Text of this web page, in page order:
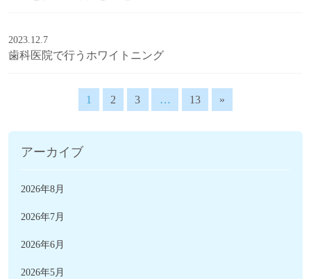
2023.12.7
歯科医院で行うホワイトニング
1 2 3 … 13 »
アーカイブ
2026年8月
2026年7月
2026年6月
2026年5月